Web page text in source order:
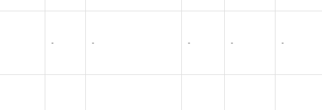
- - - - -